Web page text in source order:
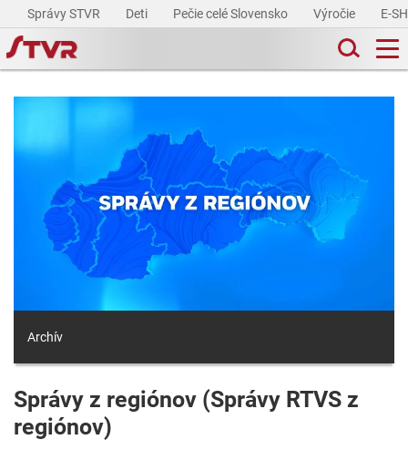
Správy STVR Deti Pečie celé Slovensko Výročie E-
Archív
Správy z regiónov (Správy RTVS z
regiónov)